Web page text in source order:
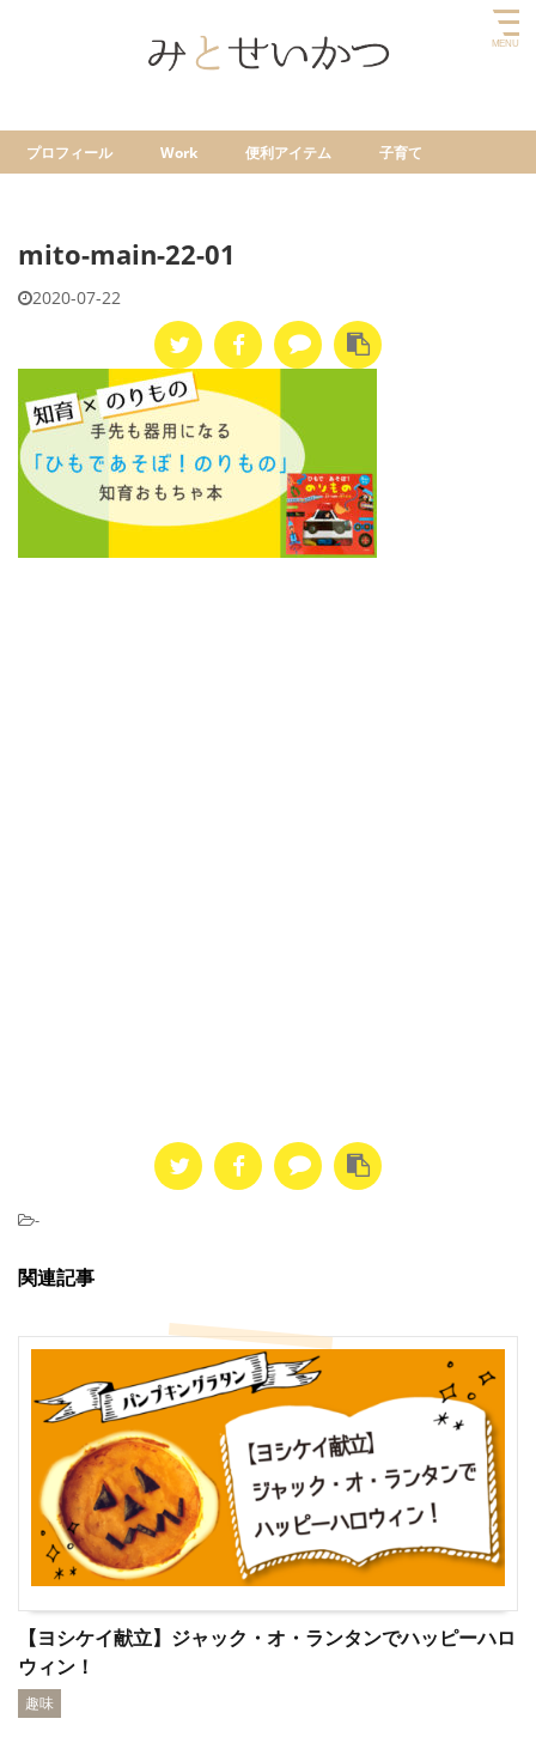
プロフィール Work 便利アイテム 子育て
mito-main-22-01
2020-07-22
-
関連記事
【ヨシケイ献立】ジャック・オ・ランタンでハッピーハロ
ウィン！
趣味